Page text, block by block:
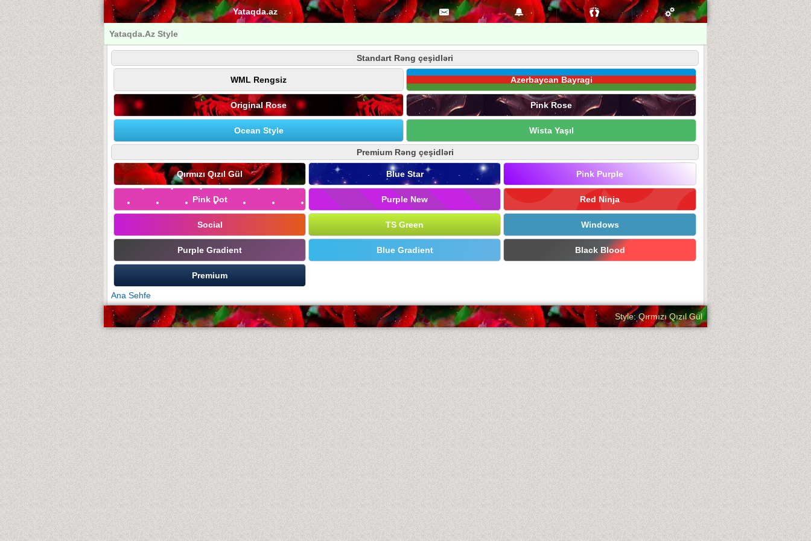
Yataqda.az
Yataqda.Az Style
Standart Rəng çeşidləri
WML Rengsiz Azerbaycan Bayragi
Original Rose Pink Rose
Ocean Style Wista Yaşıl
Premium Rəng çeşidləri
Qırmızı Qızıl Gül Blue Star Pink Purple
Pink Dot Purple New Red Ninja
Social TS Green Windows
Purple Gradient Blue Gradient Black Blood
Premium
Ana Sehfe
Style: Qırmızı Qızıl Gül